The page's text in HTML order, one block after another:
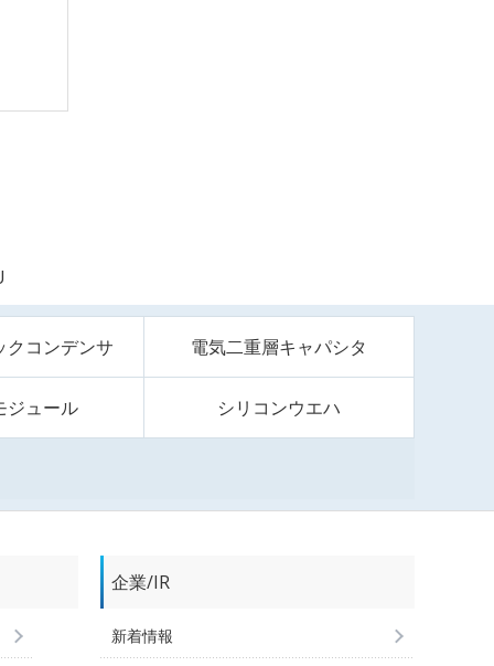
クコンデンサ 電気二重層キャパシタ
ジュール シリコンウエハ
企業/IR
新着情報